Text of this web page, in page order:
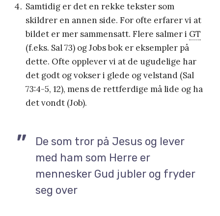
Samtidig er det en rekke tekster som
skildrer en annen side. For ofte erfarer vi at
bildet er mer sammensatt. Flere salmer i GT
(f.eks. Sal 73) og Jobs bok er eksempler på
dette. Ofte opplever vi at de ugudelige har
det godt og vokser i glede og velstand (Sal
73:4-5, 12), mens de rettferdige må lide og ha
det vondt (Job).
De som tror på Jesus og lever
med ham som Herre er
mennesker Gud jubler og fryder
seg over